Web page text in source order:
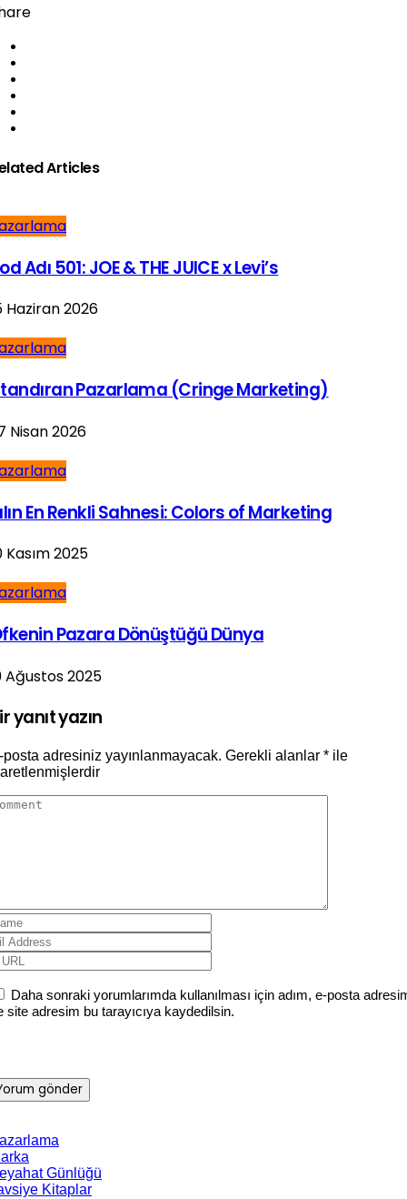
Articles
Adı 501: JOE & THE JUICE x Levi’s
Haziran 2026
Pazarlama (Cringe Marketing)
Nisan 2026
En Renkli Sahnesi: Colors of Marketing
Kasım 2025
Pazara Dönüştüğü Dünya
Ağustos 2025
yanıt yazın
posta adresiniz yayınlanmayacak. Gerekli alanlar * ile
Daha sonraki yorumlarımda kullanılması için adım, e-posta
site adresim bu tarayıcıya kaydedilsin.
Günlüğü
Kitaplar